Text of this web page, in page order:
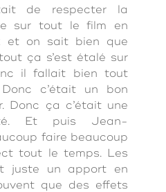
de respecter la
sur tout le film en
et on sait bien que
ça s’est étalé sur
il fallait bien tout
c’était un bon
Donc ça c’était une
Et puis Jean-
faire beaucoup
tout le temps. Les
juste un apport en
que des effets